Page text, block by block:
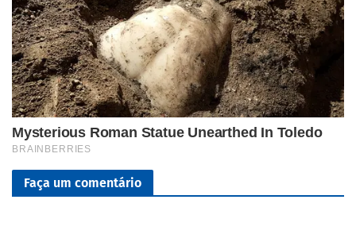
Faça um comentário